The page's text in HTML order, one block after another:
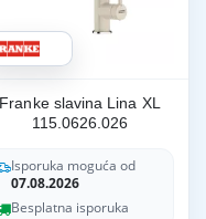
Franke slavina Lina XL
115.0626.026
Isporuka moguća od
07.08.2026
Besplatna isporuka